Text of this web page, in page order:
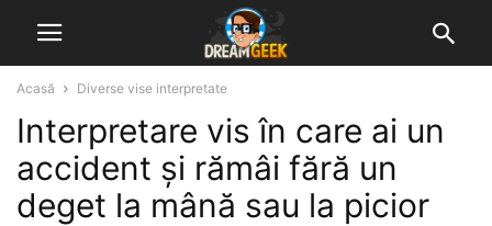
Acasă Diverse vise interpretate
Interpretare vis în care ai un
accident și rămâi fără un
deget la mână sau la picior